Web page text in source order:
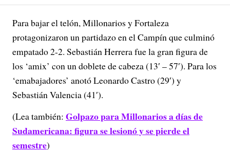
Para bajar el telón, Millonarios y Fortaleza
protagonizaron un partidazo en el Campín que culminó
empatado 2-2. Sebastián Herrera fue la gran figura de
los ‘amix’ con un doblete de cabeza (13′ – 57′). Para los
‘emabajadores’ anotó Leonardo Castro (29′) y
Sebastián Valencia (41′).
(Lea también: Golpazo para Millonarios a días de
Sudamericana: figura se lesionó y se pierde el
semestre)